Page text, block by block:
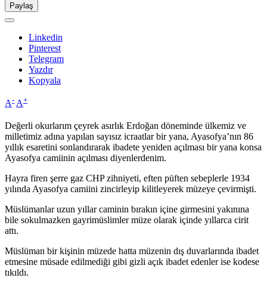
Paylaş
Linkedin
Pinterest
Telegram
Yazdır
Kopyala
A- A+
Değerli okurlarım çeyrek asırlık Erdoğan döneminde ülkemiz ve
milletimiz adına yapılan sayısız icraatlar bir yana, Ayasofya’nın 86
yıllık esaretini sonlandırarak ibadete yeniden açılması bir yana konsa
Ayasofya camiinin açılması diyenlerdenim.
Hayra firen şerre gaz CHP zihniyeti, eften püften sebeplerle 1934
yılında Ayasofya camiini zincirleyip kilitleyerek müzeye çevirmişti.
Müslümanlar uzun yıllar caminin bırakın içine girmesini yakınına
bile sokulmazken gayrimüslimler müze olarak içinde yıllarca cirit
attı.
Müslüman bir kişinin müzede hatta müzenin dış duvarlarında ibadet
etmesine müsade edilmediği gibi gizli açık ibadet edenler ise kodese
tıkıldı.